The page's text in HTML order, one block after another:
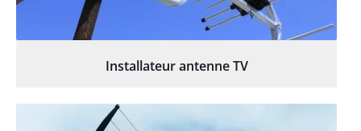
Installateur antenne TV